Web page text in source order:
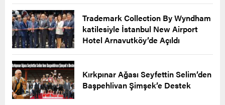
Trademark Collection By Wyndham
katilesiyle İstanbul New Airport
Hotel Arnavutköy’de Açıldı
Kırkpınar Ağası Seyfettin Selim’den
Başpehlivan Şimşek’e Destek